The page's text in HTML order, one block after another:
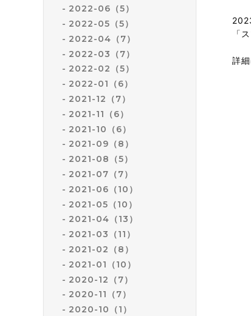
2022-06（5）
2022-05（5）
2022-04（7）
2022-03（7）
2022-02（5）
2022-01（6）
2021-12（7）
2021-11（6）
2021-10（6）
2021-09（8）
2021-08（5）
2021-07（7）
2021-06（10）
2021-05（10）
2021-04（13）
2021-03（11）
2021-02（8）
2021-01（10）
2020-12（7）
2020-11（7）
2020-10（1）
「
詳